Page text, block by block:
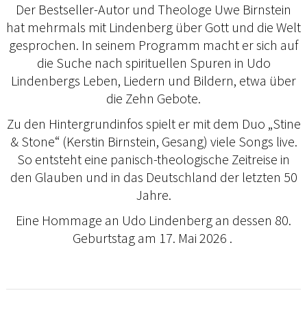
Der Bestseller-Autor und Theologe Uwe Birnstein
hat mehrmals mit Lindenberg über Gott und die Welt
gesprochen. In seinem Programm macht er sich auf
die Suche nach spirituellen Spuren in Udo
Lindenbergs Leben, Liedern und Bildern, etwa über
die Zehn Gebote.
Zu den Hintergrundinfos spielt er mit dem Duo „Stine
& Stone“ (Kerstin Birnstein, Gesang) viele Songs live.
So entsteht eine panisch-theologische Zeitreise in
den Glauben und in das Deutschland der letzten 50
Jahre.
Eine Hommage an Udo Lindenberg an dessen 80.
Geburtstag am 17. Mai 2026 .